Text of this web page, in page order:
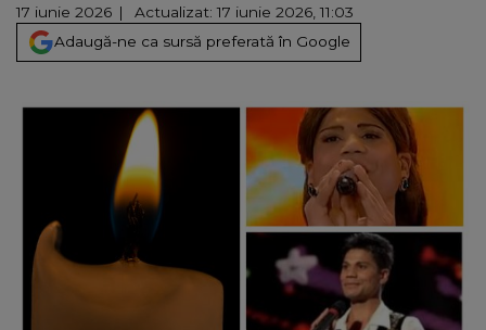
17 iunie 2026
Actualizat: 17 iunie 2026, 11:03
Adaugă-ne ca sursă preferată în Google